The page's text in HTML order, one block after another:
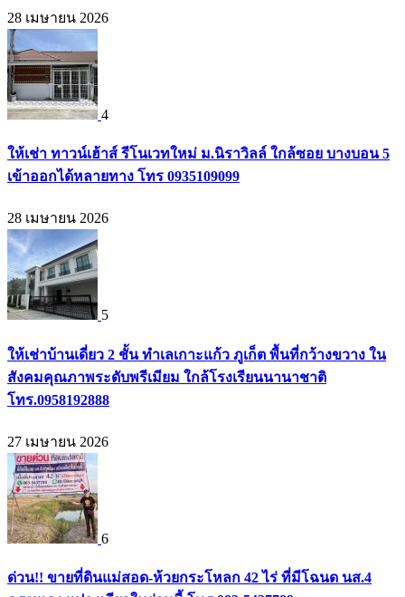
28 เมษายน 2026
4
ให้เช่า ทาวน์เฮ้าส์ รีโนเวทใหม่ ม.นิราวิลล์ ใกล้ซอย บางบอน 5
เข้าออกได้หลายทาง โทร 0935109099
28 เมษายน 2026
5
ให้เช่าบ้านเดี่ยว 2 ชั้น ทำเลเกาะแก้ว ภูเก็ต พื้นที่กว้างขวาง ใน
สังคมคุณภาพระดับพรีเมียม ใกล้โรงเรียนนานาชาติ
โทร.0958192888
27 เมษายน 2026
6
ด่วน!! ขายที่ดินแม่สอด-ห้วยกระโหลก 42 ไร่ ที่มีโฉนด นส.4